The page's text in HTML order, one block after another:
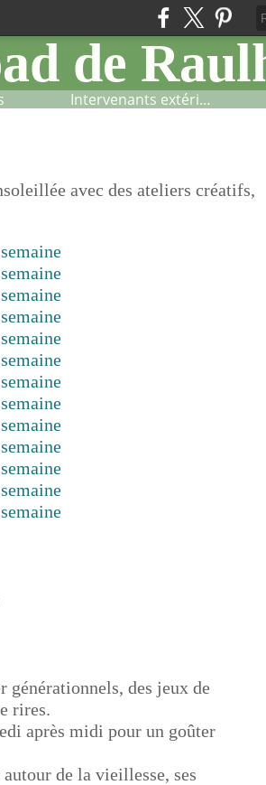
Intervenants extérieurs
avec des ateliers créatifs,
générationnels, des jeux de
rires.
après midi pour un goûter
de la vieillesse, ses